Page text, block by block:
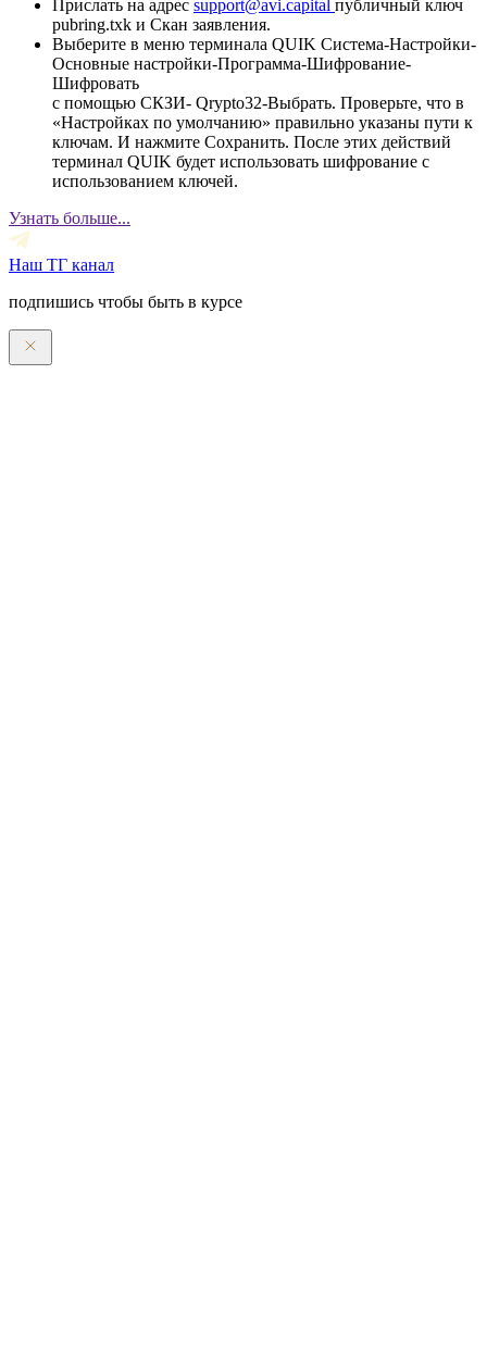
Прислать на адрес support@avi.capital публичный ключ
pubring.txk и Скан заявления.
Выберите в меню терминала QUIK Система-Настройки-
Основные настройки-Программа-Шифрование-
Шифровать
с помощью СКЗИ- Qrypto32-Выбрать. Проверьте, что в
«Настройках по умолчанию» правильно указаны пути к
ключам. И нажмите Сохранить. После этих действий
терминал QUIK будет использовать шифрование с
использованием ключей.
Узнать больше...
Наш ТГ канал
подпишись чтобы быть в курсе